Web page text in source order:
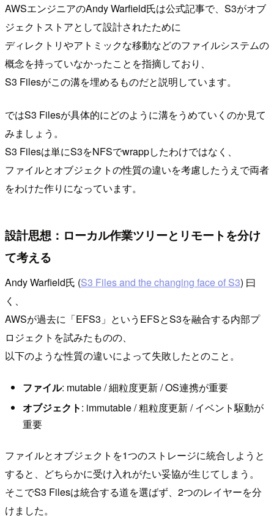
AWSエンジニアのAndy Warfield氏は公式記事で、S3がオブ
ジェクトストアとして設計されたために
ディレクトリやアトミックな移動などのファイルシステムの
概念を持っていなかったことを指摘しており、
S3 Filesがこの溝を埋めるものだと説明しています。
ではS3 Filesが具体的にどのように溝をうめていくのか見て
みましょう。
S3 Filesは単にS3をNFSでwrappしたわけではなく、
ファイルとオブジェクトの性質の違いを考慮したうえで両者
をわけた作りになっています。
設計思想：ローカル作業ツリーとリモートを分け
て考える
Andy Warfield氏 (S3 Files and the changing face of S3) 曰
く、
AWSが過去に「EFS3」というEFSとS3を融合する内部プ
ロジェクトを試みたものの、
以下のような性質の違いによって失敗したとのこと。
ファイル: mutable / 細粒度更新 / OS連携が重要
オブジェクト: immutable / 粗粒度更新 / イベント駆動が
重要
ファイルとオブジェクトを1つのストレージに統合しようと
すると、どちらかに受け入れがたい妥協が生じてしまう。
そこでS3 Filesは統合する道を選ばず、2つのレイヤーを分
けました。